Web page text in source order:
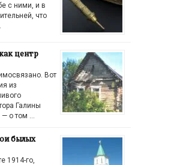
с ними, и в
что
центр
Вот
из
Галины
о том …
былых
1914-го,